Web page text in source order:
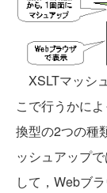
XSLTマッシ
こで行うかに
換型の2つの種
ッシュアップ
して，Webブ